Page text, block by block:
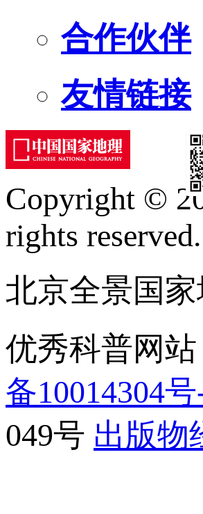
合作伙伴
友情链接
Copyright ©
rights reserved.
北京全景国
优秀科普网站
备10014304
049号 出版物